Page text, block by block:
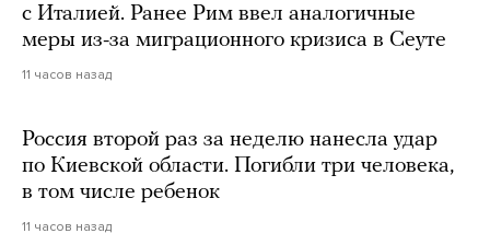
с Италией. Ранее Рим ввел аналогичные
меры из-за миграционного кризиса в Сеуте
11 часов назад
Россия второй раз за неделю нанесла удар
по Киевской области. Погибли три человека,
в том числе ребенок
11 часов назад